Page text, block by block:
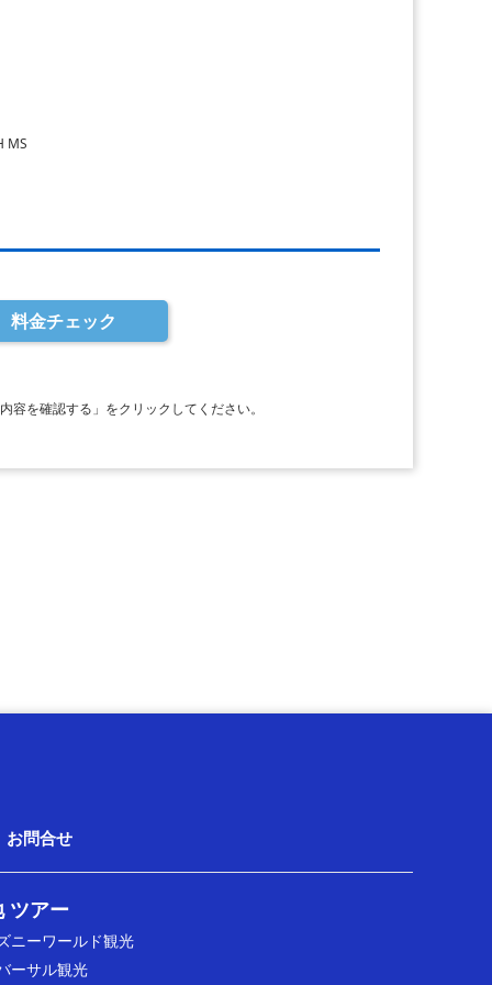
MS
料金チェック
を確認する」をクリックしてください。
お問合せ
ツアー
ニーワールド観光
ーサル観光